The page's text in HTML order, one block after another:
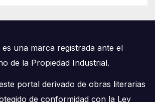
una marca registrada ante el
de la Propiedad Industrial.
portal derivado de obras literarias
de conformidad con la Ley